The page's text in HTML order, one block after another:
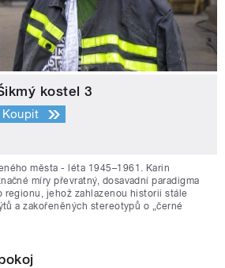
kostel 3
Koupit
města - léta 1945–1961. Karin
míry převratný, dosavadní paradigma
regionu, jehož zahlazenou historii stále
a zakořeněných stereotypů o „černé